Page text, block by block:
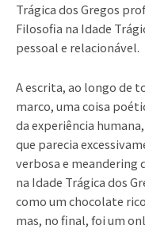
Trágica dos Gregos
Filosofia na Idade
pessoal e relacionável.
A escrita, ao longo de
marco, uma coisa
da experiência
que parecia
verbosa e meandering
na Idade Trágica dos
como um chocolate
mas, no final, foi um